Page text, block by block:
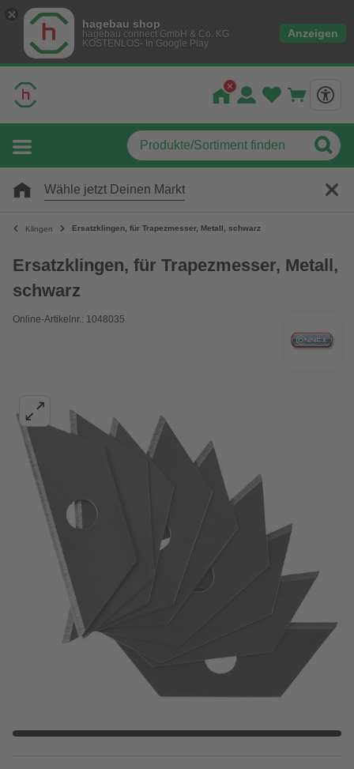
hagebau shop
hagebau connect GmbH & Co. KG
KOSTENLOS- In Google Play
Anzeigen
Wähle jetzt Deinen Markt
Klingen Ersatzklingen, für Trapezmesser, Metall, schwarz
Ersatzklingen, für Trapezmesser, Metall,
schwarz
Online-Artikelnr.: 1048035